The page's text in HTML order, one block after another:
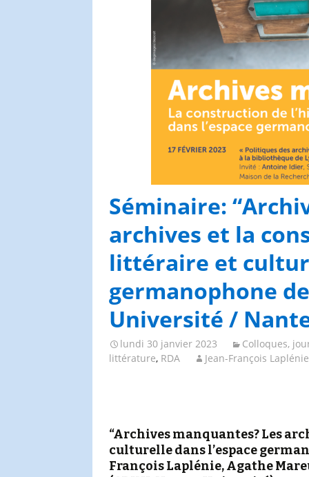
Séminaire:
archives et la
littéraire et
germanophone
Université /
lundi 30 janvier 2023 Colloques,
littérature, RDA Jean-François Laplénie
“Archives manquantes? Les
culturelle dans l’espace
François Laplénie, Agathe